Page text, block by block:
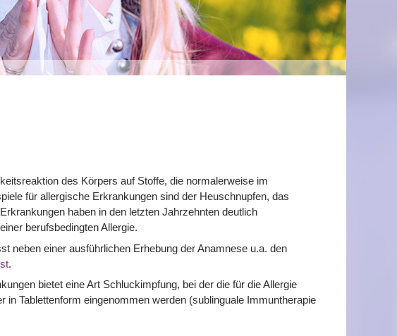
des Körpers auf Stoffe, die normalerweise im
für allergische Erkrankungen sind der Heuschnupfen, das
haben in den letzten Jahrzehnten deutlich
berufsbedingten Allergie.
neben einer ausführlichen Erhebung der Anamnese u.a. den
.
bietet eine Art Schluckimpfung, bei der die für die Allergie
in Tablettenform eingenommen werden (sublinguale Immuntherapie